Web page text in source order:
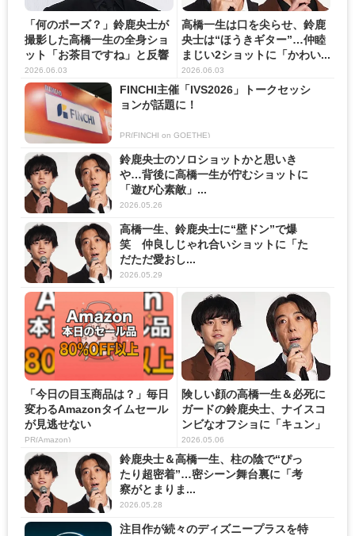
「何のポーズ？」鈴鹿央士が
撮影した高橋一生の全身ショ
ット「お茶目ですね」と反響
＜...
2026.06.03
高橋一生は口を尖らせ、鈴鹿
央士は“ほうきギター”…仲睦
まじい2ショットに「かわい...
2026.06.03
FINCHI主催「IVS2026」トークセッシ
ョンが話題に！
PR(FINCHI on GOETHE)
鈴鹿央士のソロショットかと思いき
や…背後に高橋一生が佇むショットに
「遊び心素敵」...
2026.05.26
高橋一生、鈴鹿央士に“壁ドン”で爆
笑 仲良しじゃれ合いショットに「た
だただ愛おし...
2026.05.29
「今日の目玉商品は？」毎日
変わるAmazonタイムセール
が見逃せない
PR(Amazon)
険しい顔の高橋一生＆必死に
ガードの鈴鹿央士、ナイスコ
ンビなオフショに「キュン」
の...
2026.05.06
鈴鹿央士＆高橋一生、柱の陰で“ぴっ
たり超密着”…密シーン舞台裏に「考
察がとまりま...
2026.05.28
注目作が続々のディズニープラスを特